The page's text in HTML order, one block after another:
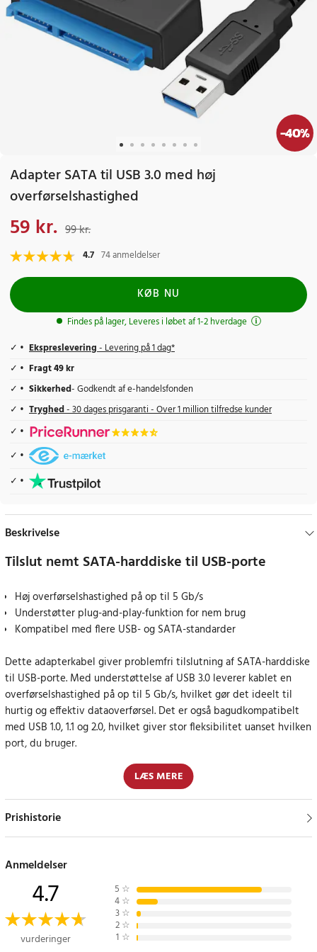
-40%
Adapter SATA til USB 3.0 med høj
overførselshastighed
Nuværende pris
59 kr. 99 kr.
4.7 74 anmeldelser
KØB NU
Findes på lager, Leveres i løbet af 1-2 hverdage
Ekspreslevering- Levering på 1 dag*
Fragt 49 kr
Sikkerhed- Godkendt af e-handelsfonden
Tryghed- 30 dages prisgaranti - Over 1 million tilfredse kunder
Beskrivelse
Tilslut nemt SATA-harddiske til USB-porte
Høj overførselshastighed på op til 5 Gb/s
Understøtter plug-and-play-funktion for nem brug
Kompatibel med flere USB- og SATA-standarder
Dette adapterkabel giver problemfri tilslutning af SATA-harddiske
til USB-porte. Med understøttelse af USB 3.0 leverer kablet en
overførselshastighed på op til 5 Gb/s, hvilket gør det ideelt til
hurtig og effektiv dataoverførsel. Det er også bagudkompatibelt
med USB 1.0, 1.1 og 2.0, hvilket giver stor fleksibilitet uanset hvilken
port, du bruger.
Kablet er kompatibelt med Serial ATA 2.0 og understøtter SATA-
harddiske med hastigheder på 1,5 Gb/s og 3 Gb/s.
Strømforsyningen sker direkte via USB-porten, hvilket gør det
ideelt til 2,5" harddiske og bærbar brug.
Kompatibilitet og brugervenlighed
Dette adapterkabel fungerer problemfrit med flere
operativsystemer, herunder Windows 7, Vista, XP samt Server 2003
og 2008, både i 32-bit- og 64-bit-versioner. Plug-and-play-
funktionen betyder, at der ikke er behov for drivere, hvilket gør
LÆS MERE
Prishistorie
Anmeldelser
4.7
vurderinger
5 ☆
4 ☆
3 ☆
2 ☆
1 ☆